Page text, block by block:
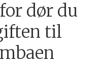
dør du
til